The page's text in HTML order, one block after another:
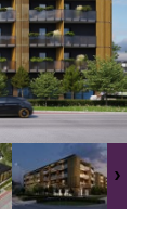
Zgłoś
chęć